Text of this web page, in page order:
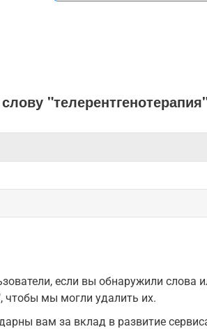
если вы обнаружили слова
чтобы мы могли удалить их.
вам за вклад в развитие